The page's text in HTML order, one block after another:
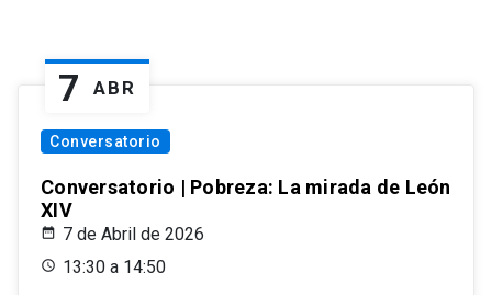
7 ABR
Conversatorio
Conversatorio | Pobreza: La mirada de León
XIV
7 de Abril de 2026
13:30 a 14:50